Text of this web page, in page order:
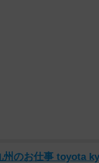
州のお仕事 toyota